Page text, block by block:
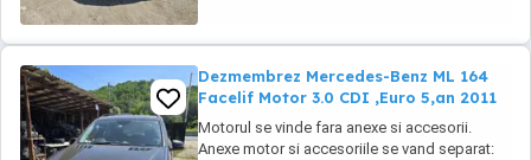
Dezmembrez Mercedes-Benz ML 164
Facelif Motor 3.0 CDI ,Euro 5,an 2011
Motorul se vinde fara anexe si accesorii.
Anexe motor si accesoriile se vand separat: